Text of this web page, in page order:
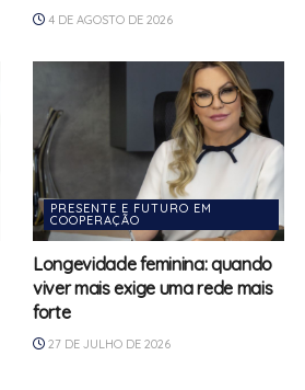
4 DE AGOSTO DE 2026
PRESENTE E FUTURO EM
COOPERAÇÃO
Longevidade feminina: quando
viver mais exige uma rede mais
forte
27 DE JULHO DE 2026